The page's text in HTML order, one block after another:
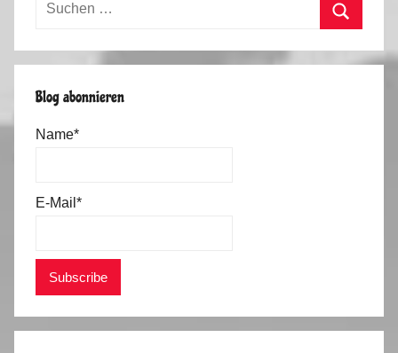
Blog abonnieren
Name*
E-Mail*